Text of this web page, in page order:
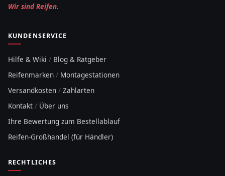
Wir sind Reifen.
KUNDENSERVICE
Hilfe & Wiki / Blog & Ratgeber
Reifenmarken / Montagestationen
Versandkosten / Zahlarten
Kontakt / Über uns
Ihre Bewertung zum Bestellablauf
Reifen-Großhandel (für Händler)
RECHTLICHES